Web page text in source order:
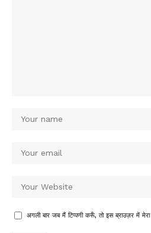
अगली बार जब मैं टिप्पणी करूँ, तो इस ब्राउज़र में